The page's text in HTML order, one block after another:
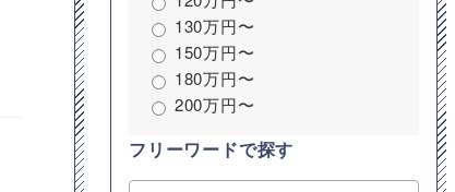
130万円〜
150万円〜
180万円〜
200万円〜
フリーワードで探す